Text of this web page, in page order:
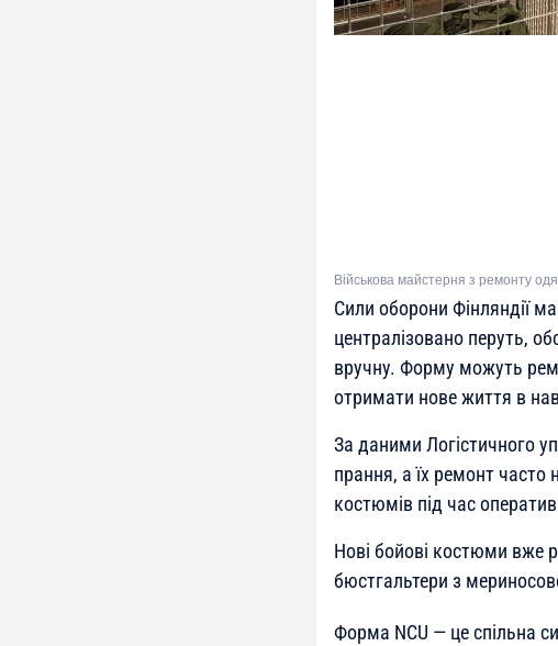
Військова майстерня з ремонту
Сили оборони Фінляндії
централізовано перуть,
вручну. Форму можуть
отримати нове життя в
За даними Логістичного
прання, а їх ремонт часто
костюмів під час
Нові бойові костюми вже
бюстгальтери з
Форма NCU — це спільна